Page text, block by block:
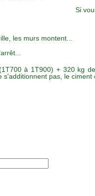
Si
les murs montent...
à 1T900) + 320 kg
s'additionnent pas, le